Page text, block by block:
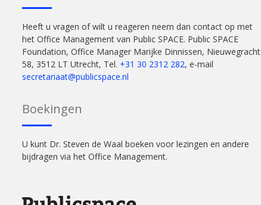
Heeft u vragen of wilt u reageren neem dan contact op met
het Office Management van Public SPACE. Public SPACE
Foundation, Office Manager Marijke Dinnissen, Nieuwegracht
58, 3512 LT Utrecht, Tel. +31 30 2312 282, e-mail
secretariaat@publicspace.nl
Boekingen
U kunt Dr. Steven de Waal boeken voor lezingen en andere
bijdragen via het Office Management.